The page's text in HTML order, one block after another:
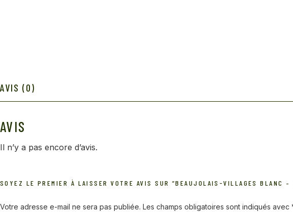
AVIS (0)
AVIS
Il n’y a pas encore d’avis.
SOYEZ LE PREMIER À LAISSER VOTRE AVIS SUR “BEAUJOLAIS-VILLAGES BLANC –
Votre adresse e-mail ne sera pas publiée. Les champs obligatoires sont indiqués avec